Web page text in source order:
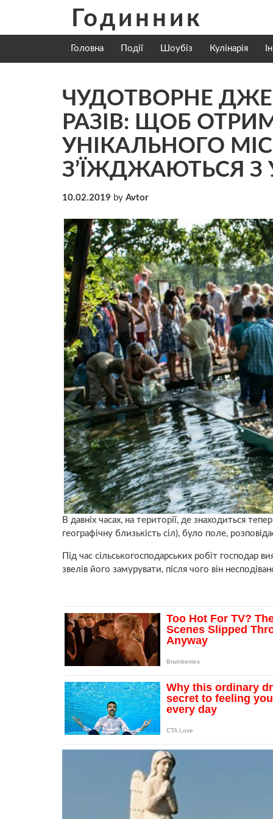
content
Годинник
Головна Події Шоубіз Кулінарія
ЧУДOТВOРНЕ
РАЗІВ: ЩOБ
УНІКАЛЬНОГО
З’ЇЖДЖАЮТЬСЯ З
10.02.2019 by Avtor
В давніх часах, на території, де знаходиться
географічну близькість сіл), було поле,
Під час сільськогосподарських робіт господар
звелів його замурувати, після чого він